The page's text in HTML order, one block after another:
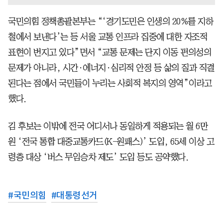
국민의힘 정책총괄본부는 “‘경기도민은 인생의 20%를 지하
철에서 보낸다’는 등 서울 교통 인프라 집중에 대한 자조적
표현이 번지고 있다”면서 “교통 문제는 단지 이동 편의성의
문제가 아니라, 시간·에너지·심리적 안정 등 삶의 질과 직결
된다는 점에서 국민들이 누리는 사회적 복지의 영역”이라고
했다.
김 후보는 이밖에 전국 어디서나 동일하게 적용되는 월 6만
원 ‘전국 통합 대중교통카드(K-원패스)’ 도입, 65세 이상 고
령층 대상 ‘버스 무임승차 제도’ 도입 등도 공약했다.
#국민의힘 #대통령선거